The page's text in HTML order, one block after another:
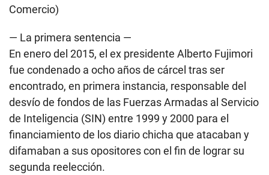
Comercio)
— La primera sentencia —
En enero del 2015, el ex presidente Alberto Fujimori
fue condenado a ocho años de cárcel tras ser
encontrado, en primera instancia, responsable del
desvío de fondos de las Fuerzas Armadas al Servicio
de Inteligencia (SIN) entre 1999 y 2000 para el
financiamiento de los diario chicha que atacaban y
difamaban a sus opositores con el fin de lograr su
segunda reelección.